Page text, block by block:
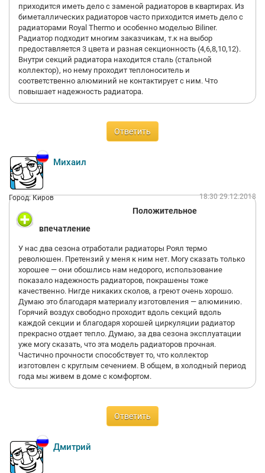
приходится иметь дело с заменой радиаторов в квартирах. Из
биметаллических радиаторов часто приходится иметь дело с
радиаторами Royal Thermo и особенно моделью Biliner.
Радиатор подходит многим заказчикам, т.к на выбор
предоставляется 3 цвета и разная секционность (4,6,8,10,12).
Внутри секций радиатора находится сталь (стальной
коллектор), но нему проходит теплоноситель и
соответственно алюминий не контактирует с ним. Что
повышает надежность радиатора.
Ответить
Михаил
Город: Киров 18:30 29.12.2018
Положительное
впечатление
У нас два сезона отработали радиаторы Роял термо
революшен. Претензий у меня к ним нет. Могу сказать только
хорошее — они обошлись нам недорого, использование
показало надежность радиаторов, покрашены тоже
качественно. Нигде никаких сколов, а греют очень хорошо.
Думаю это благодаря материалу изготовления — алюминию.
Горячий воздух свободно проходит вдоль секций вдоль
каждой секции и благодаря хорошей циркуляции радиатор
прекрасно отдает тепло. Думаю, за два сезона эксплуатации
уже могу сказать, что эта модель радиаторов прочная.
Частично прочности способствует то, что коллектор
изготовлен с круглым сечением. В общем, в холодный период
года мы живем в доме с комфортом.
Ответить
Дмитрий